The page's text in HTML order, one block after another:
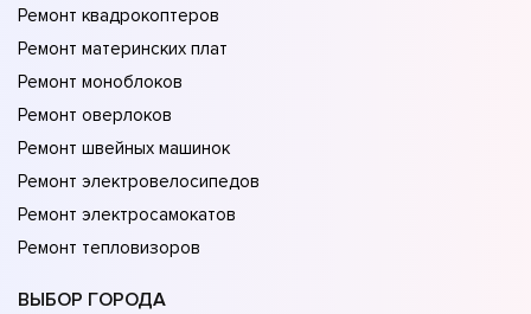
Ремонт квадрокоптеров
Ремонт материнских плат
Ремонт моноблоков
Ремонт оверлоков
Ремонт швейных машинок
Ремонт электровелосипедов
Ремонт электросамокатов
Ремонт тепловизоров
ВЫБОР ГОРОДА